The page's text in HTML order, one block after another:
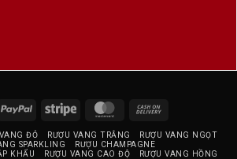
PayPal Stripe MasterCard
Delivery
ĐỎ RƯỢU VANG TRẮNG
RƯỢU VANG NGỌT
SPARKLING
RƯỢU CHAMPAGNE
KHẨU
RƯỢU VANG CAO ĐỘ RƯỢU VANG HỒNG